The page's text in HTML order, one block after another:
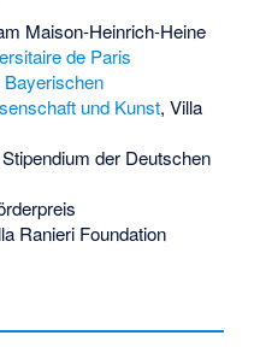
Maison-Heinrich-Heine
de Paris
Bayerischen
und Kunst, Villa
der Deutschen
Ranieri Foundation